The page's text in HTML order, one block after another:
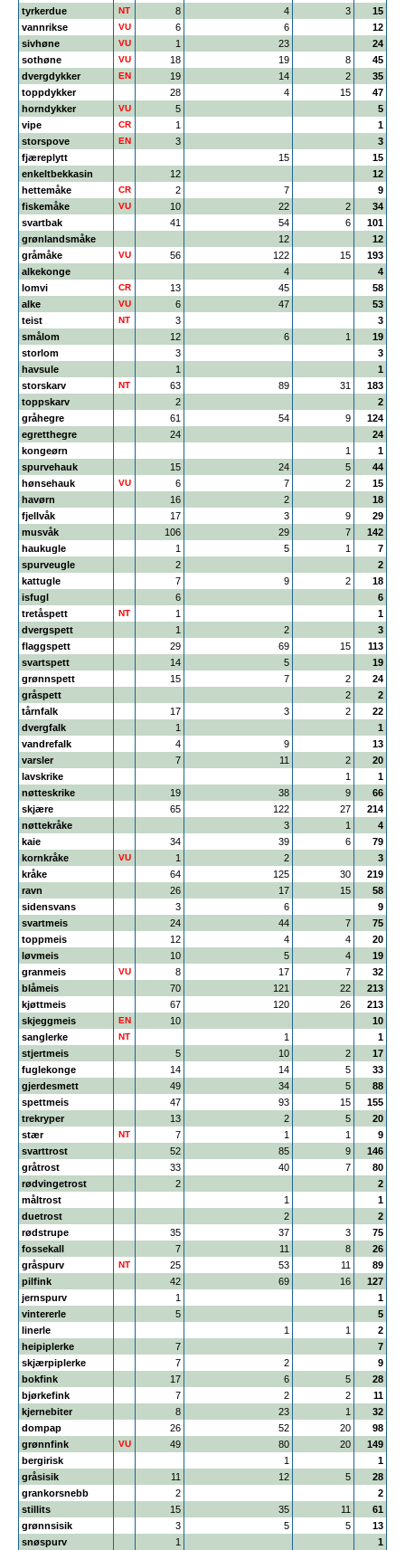
tyrkerdue
NT 8 4 3
15
vannrikse
VU 6 6
12
sivhøne
VU 1 23
24
sothøne
VU 18 19 8
45
dvergdykker
EN 19 14 2
35
toppdykker
28 4 15
47
horndykker
VU 5
5
vipe
CR 1
1
storspove
EN 3
3
fjæreplytt
15
15
enkeltbekkasin
12
12
hettemåke
CR 2 7
9
fiskemåke
VU 10 22 2
34
svartbak
41 54 6
101
grønlandsmåke
12
12
gråmåke
VU 56 122 15
193
alkekonge
4
4
lomvi
CR 13 45
58
alke
VU 6 47
53
teist
NT 3
3
smålom
12 6 1
19
storlom
3
3
havsule
1
1
storskarv
NT 63 89 31
183
toppskarv
2
2
gråhegre
61 54 9
124
egretthegre
24
24
kongeørn
1
1
spurvehauk
15 24 5
44
hønsehauk
VU 6 7 2
15
havørn
16 2
18
fjellvåk
17 3 9
29
musvåk
106 29 7
142
haukugle
1 5 1
7
spurveugle
2
2
kattugle
7 9 2
18
isfugl
6
6
tretåspett
NT 1
1
dvergspett
1 2
3
flaggspett
29 69 15
113
svartspett
14 5
19
grønnspett
15 7 2
24
gråspett
2
2
tårnfalk
17 3 2
22
dvergfalk
1
1
vandrefalk
4 9
13
varsler
7 11 2
20
lavskrike
1
1
nøtteskrike
19 38 9
66
skjære
65 122 27
214
nøttekråke
3 1
4
kaie
34 39 6
79
kornkråke
VU 1 2
3
kråke
64 125 30
219
ravn
26 17 15
58
sidensvans
3 6
9
svartmeis
24 44 7
75
toppmeis
12 4 4
20
løvmeis
10 5 4
19
granmeis
VU 8 17 7
32
blåmeis
70 121 22
213
kjøttmeis
67 120 26
213
skjeggmeis
EN 10
10
sanglerke
NT 1
1
stjertmeis
5 10 2
17
fuglekonge
14 14 5
33
gjerdesmett
49 34 5
88
spettmeis
47 93 15
155
trekryper
13 2 5
20
stær
NT 7 1 1
9
svarttrost
52 85 9
146
gråtrost
33 40 7
80
rødvingetrost
2
2
måltrost
1
1
duetrost
2
2
rødstrupe
35 37 3
75
fossekall
7 11 8
26
gråspurv
NT 25 53 11
89
pilfink
42 69 16
127
jernspurv
1
1
vintererle
5
5
linerle
1 1
2
heipiplerke
7
7
skjærpiplerke
7 2
9
bokfink
17 6 5
28
bjørkefink
7 2 2
11
kjernebiter
8 23 1
32
dompap
26 52 20
98
grønnfink
VU 49 80 20
149
bergirisk
1
1
gråsisik
11 12 5
28
grankorsnebb
2
2
stillits
15 35 11
61
grønnsisik
3 5 5
13
snøspurv
1
1